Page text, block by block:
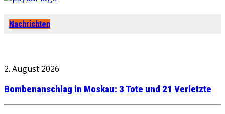
Nachrichten
2. August 2026
Bombenanschlag in Moskau: 3 Tote und 21 Verletzte